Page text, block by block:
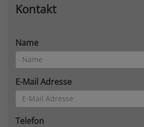
Kontakt
Name
E-Mail Adresse
Telefon